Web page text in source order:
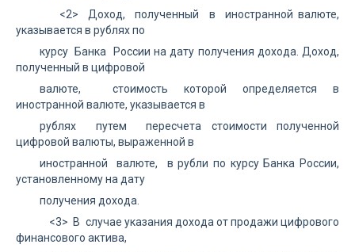
<2> Доход, полученный в иностранной валюте,
указывается в рублях по
курсу Банка России на дату получения дохода. Доход,
полученный в цифровой
валюте, стоимость которой определяется в
иностранной валюте, указывается в
рублях путем пересчета стоимости полученной
цифровой валюты, выраженной в
иностранной валюте, в рубли по курсу Банка России,
установленному на дату
получения дохода.
<3> В случае указания дохода от продажи цифрового
финансового актива,